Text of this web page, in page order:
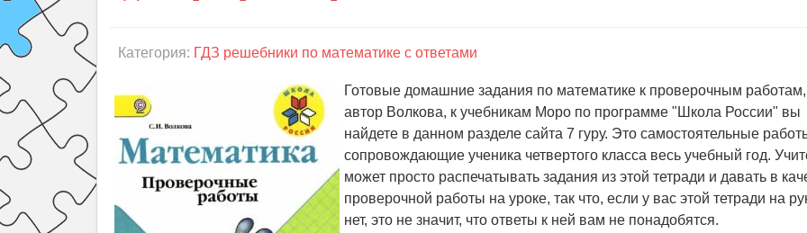
Категория: ГДЗ решебники по математике с ответами
Готовые домашние задания по математике к проверочным работам,
автор Волкова, к учебникам Моро по программе "Школа России" вы
найдете в данном разделе сайта 7 гуру. Это самостоятельные
сопровождающие ученика четвертого класса весь учебный год.
может просто распечатывать задания из этой тетради и давать в
проверочной работы на уроке, так что, если у вас этой тетради на
нет, это не значит, что ответы к ней вам не понадобятся.